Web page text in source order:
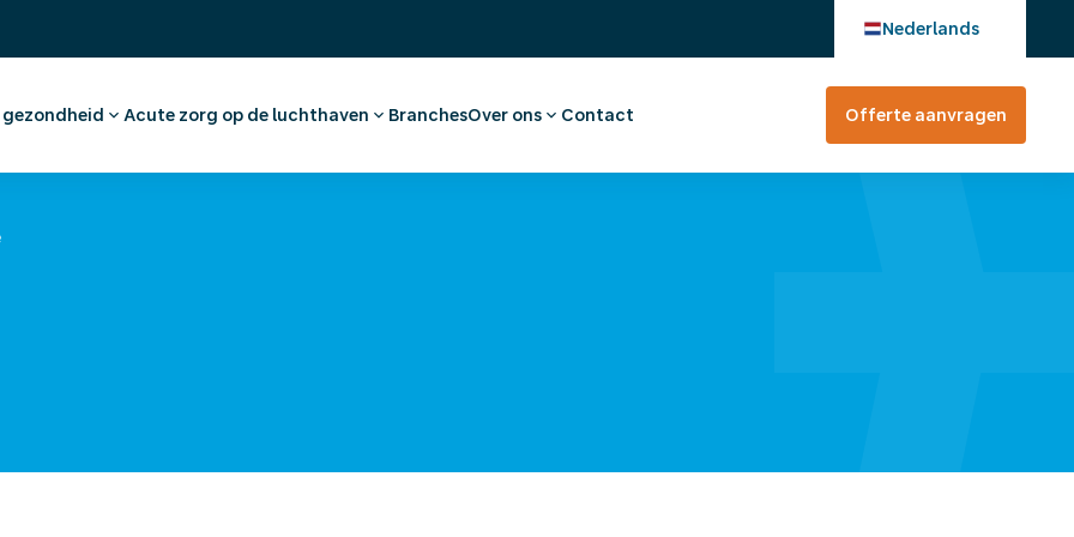
Nederlands
gezondheid
maken werknemer
medisch advies
Acute zorg op de luchthaven
Eerste Hulp en huisartsenzorg
BranchesOver ons
Ons verhaal
Contact Offerte aanvragen